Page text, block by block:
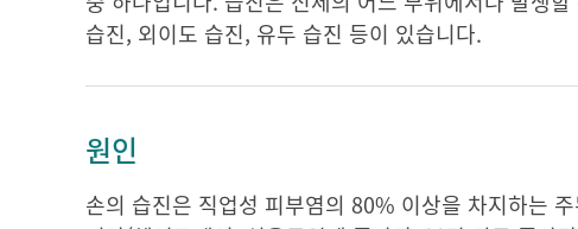
습진, 외이도 습진, 유두 습진 등이 있습니다.
원인
손의 습진은 직업성 피부염의 80% 이상을 차지하는